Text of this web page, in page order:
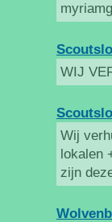
WIJ
Wij
lokalen
zijn